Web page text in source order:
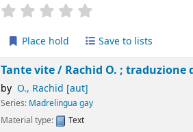
star rating
Place hold Save to lists
Tante vite / Rachid O. ; traduzione
by O., Rachid [aut]
Series: Madrelingua gay
Material type:
Text